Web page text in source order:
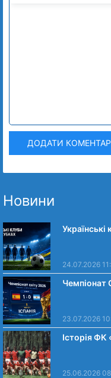
ДОДАТИ КОМЕНТАР
Новини
Українські
24.07.2026
Чемпіонат
23.07.2026
Історія ФК
25.06.2026